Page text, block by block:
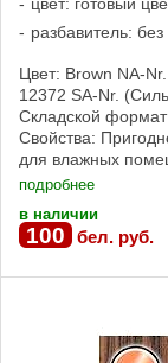
разбавитель:
Цвет: Brown NA-
12372 SA-Nr.
Складской
Свойства:
для влажных
подробнее
в наличии
100 бел. руб.